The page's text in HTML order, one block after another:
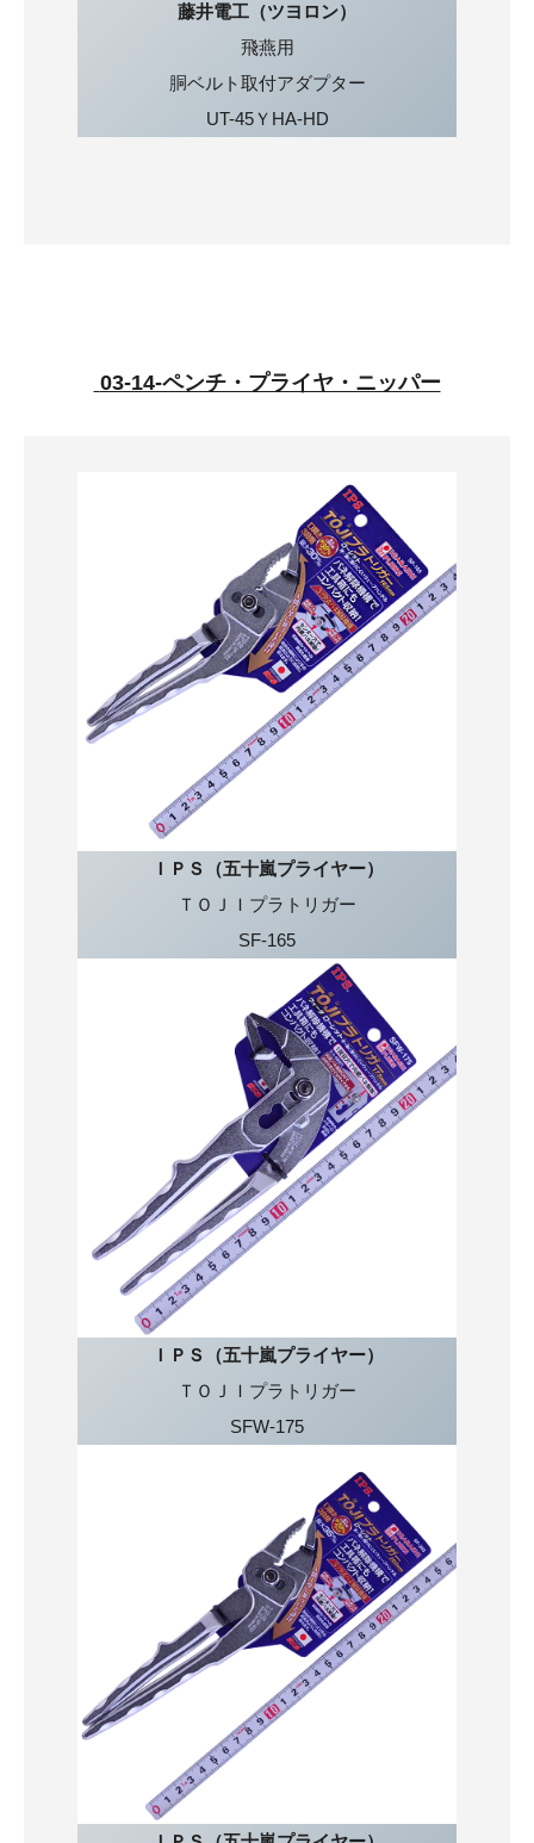
藤井電工（ツヨロン）
飛燕用
胴ベルト取付アダプター
UT-45ＹHA-HD
03-14-ペンチ・プライヤ・ニッパー
ＩＰＳ（五十嵐プライヤー）
ＴＯＪＩプラトリガー
SF-165
ＩＰＳ（五十嵐プライヤー）
ＴＯＪＩプラトリガー
SFW-175